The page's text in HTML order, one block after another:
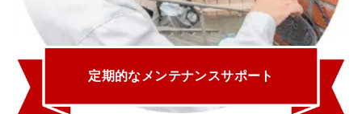
定期的なメンテナンスサポート